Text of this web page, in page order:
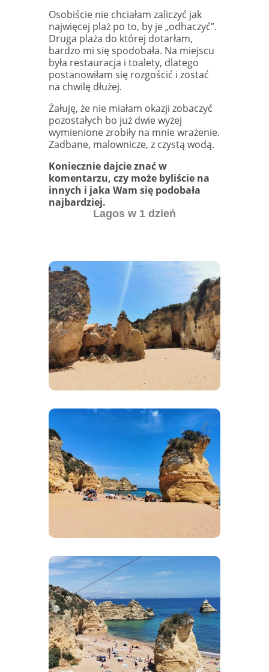
Osobiście nie chciałam zaliczyć jak
najwięcej plaż po to, by je „odhaczyć”.
Druga plaża do której dotarłam,
bardzo mi się spodobała. Na miejscu
była restauracja i toalety, dlatego
postanowiłam się rozgościć i zostać
na chwilę dłużej.
Żałuję, że nie miałam okazji zobaczyć
pozostałych bo już dwie wyżej
wymienione zrobiły na mnie wrażenie.
Zadbane, malownicze, z czystą wodą.
Koniecznie dajcie znać w
komentarzu, czy może byliście na
innych i jaka Wam się podobała
najbardziej.
Lagos w 1 dzień